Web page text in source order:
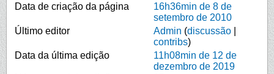
Data de criação da página
16h36min de 8 de
setembro de 2010
Último editor
Admin (discussão
contribs)
Data da última edição
11h08min de 12 de
dezembro de 2019